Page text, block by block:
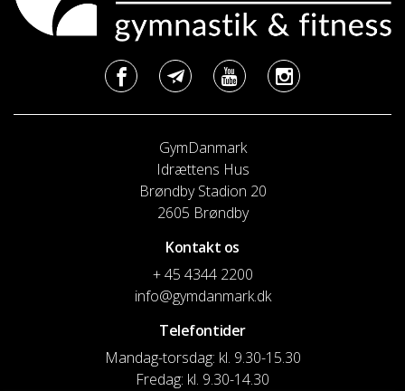
GymDanmark
Idrættens Hus
Brøndby Stadion 20
2605 Brøndby
Kontakt os
+ 45 4344 2200
info@gymdanmark.dk
Telefontider
Mandag-torsdag: kl. 9.30-15.30
Fredag: kl. 9.30-14.30